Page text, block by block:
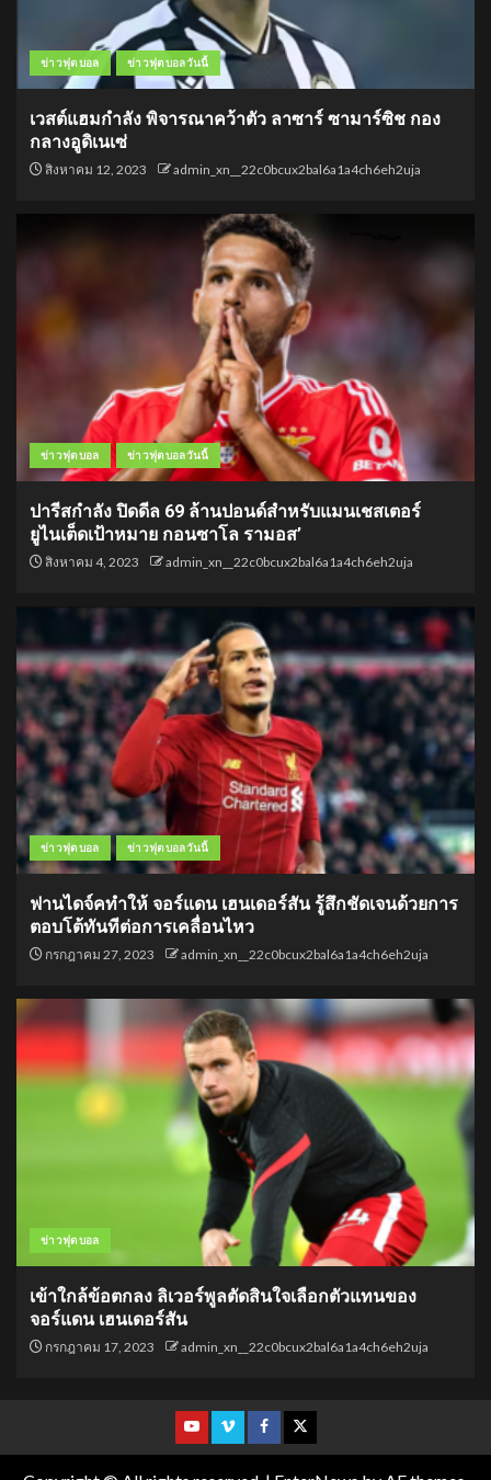
ข่าวฟุตบอล ข่าวฟุตบอลวันนี้
เวสต์แฮมกำลัง พิจารณาคว้าตัว ลาซาร์ ซามาร์ซิช กอง
กลางอูดิเนเซ่
สิงหาคม 12, 2023 admin_xn__22c0bcux2bal6a1a4ch6eh2uja
ข่าวฟุตบอล ข่าวฟุตบอลวันนี้
ปารีสกำลัง ปิดดีล 69 ล้านปอนด์สำหรับแมนเชสเตอร์
ยูไนเต็ดเป้าหมาย กอนซาโล รามอส’
สิงหาคม 4, 2023 admin_xn__22c0bcux2bal6a1a4ch6eh2uja
ข่าวฟุตบอล ข่าวฟุตบอลวันนี้
ฟานไดจ์คทำให้ จอร์แดน เฮนเดอร์สัน รู้สึกชัดเจนด้วยการ
ตอบโต้ทันทีต่อการเคลื่อนไหว
กรกฎาคม 27, 2023 admin_xn__22c0bcux2bal6a1a4ch6eh2uja
ข่าวฟุตบอล
เข้าใกล้ข้อตกลง ลิเวอร์พูลตัดสินใจเลือกตัวแทนของ
จอร์แดน เฮนเดอร์สัน
กรกฎาคม 17, 2023 admin_xn__22c0bcux2bal6a1a4ch6eh2uja